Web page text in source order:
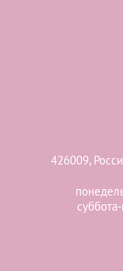
426009,